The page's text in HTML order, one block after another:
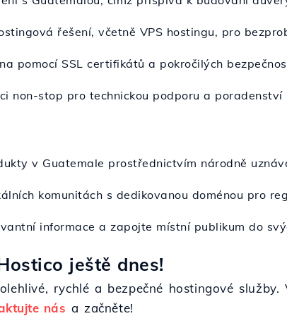
řešení, včetně VPS hostingu, pro
pomocí SSL certifikátů a pokročilých
non-stop pro technickou podporu a
v Guatemale prostřednictvím národně
komunitách s dedikovanou doménou pro
informace a zapojte místní publikum do
ještě dnes!
rychlé a bezpečné hostingové
nás a začněte!